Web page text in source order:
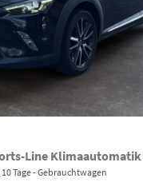
10 Tage Gebrauchtwagen